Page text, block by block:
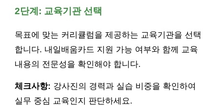
2단계: 교육기관 선택
목표에 맞는 커리큘럼을 제공하는 교육기관을 선택
합니다. 내일배움카드 지원 가능 여부와 함께 교육
내용의 전문성을 확인해야 합니다.
체크사항: 강사진의 경력과 실습 비중을 확인하여
실무 중심 교육인지 판단하세요.